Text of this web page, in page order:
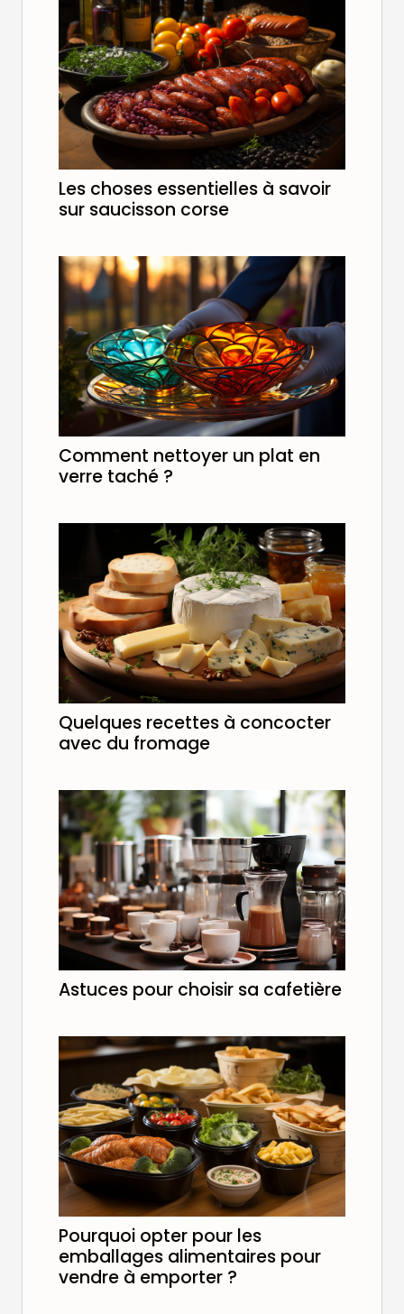
Les choses essentielles à savoir
sur saucisson corse
Comment nettoyer un plat en
verre taché ?
Quelques recettes à concocter
avec du fromage
Astuces pour choisir sa cafetière
Pourquoi opter pour les
emballages alimentaires pour
vendre à emporter ?